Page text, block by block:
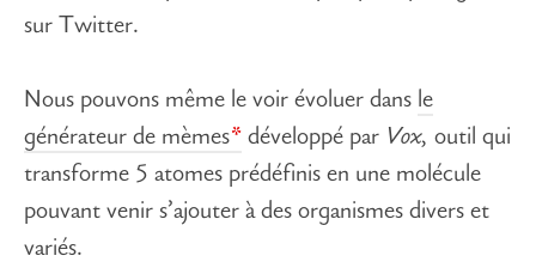
sur Twitter.
Nous pouvons même le voir évoluer dans le
générateur de mèmes développé par Vox, outil qui
transforme 5 atomes prédéfinis en une molécule
pouvant venir s’ajouter à des organismes divers et
variés.